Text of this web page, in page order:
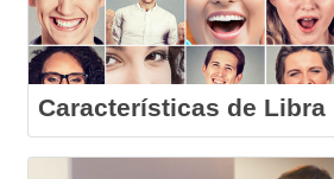
Características de Libra